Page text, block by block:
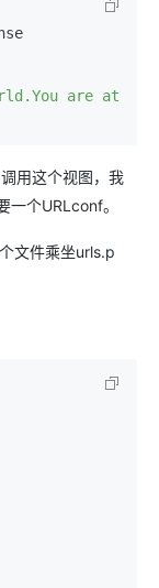
are at
用这个视图，我
个URLconf。
文件乘坐urls.p